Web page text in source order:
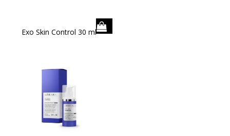
Exo Skin Control 30 ml